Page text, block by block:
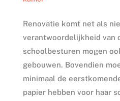
Renovatie komt net als
verantwoordelijkheid van
schoolbesturen mogen
gebouwen. Bovendien
minimaal de
papier hebben voor haar